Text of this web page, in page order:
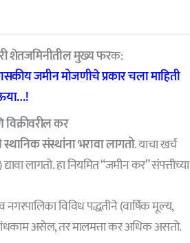
शेतजमिनीतील मुख्य फरक:
जमीन मोजणीचे प्रकार चला माहिती
कर
संस्थांना भरावा लागतो. याचा खर्च
लागतो. हा नियमित “जमीन कर” संपत्तीच्या
नगरपालिका विविध पद्धतीने (वार्षिक मूल्य,
असेल, तर मालमत्ता कर अधिक असतो.